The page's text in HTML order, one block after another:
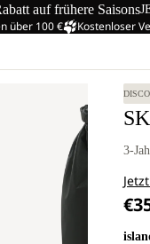
auf frühere Saisons
über 100 € Kostenloser
3-